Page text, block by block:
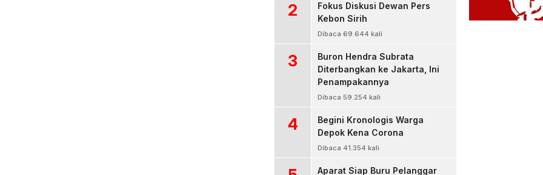
2
Fokus Diskusi Dewan Pers
Kebon Sirih
Dibaca 69.644 kali
3
Buron Hendra Subrata
Diterbangkan ke Jakarta, Ini
Penampakannya
Dibaca 59.254 kali
4
Begini Kronologis Warga
Depok Kena Corona
Dibaca 41.354 kali
Aparat Siap Buru Pelanggar